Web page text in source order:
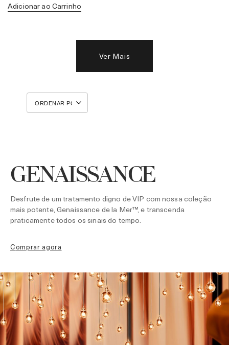
Adicionar ao Carrinho
Ver Mais
GENAISSANCE
Desfrute de um tratamento digno de VIP com nossa coleção
mais potente, Genaissance de la Mer™, e transcenda
praticamente todos os sinais do tempo.
comprar agora